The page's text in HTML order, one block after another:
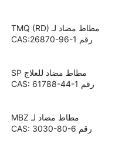
مطاط مضاد لـ TMQ (RD)
رقم CAS:26870-96-1
مطاط مضاد للعلاج SP
رقم CAS: 61788-44-1
مطاط مضاد لـ MBZ
رقم CAS: 3030-80-6